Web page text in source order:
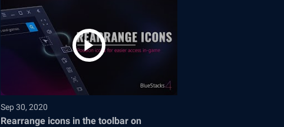
Sep 30, 2020
Rearrange icons in the toolbar on